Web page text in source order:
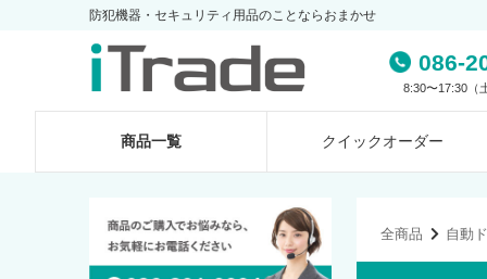
防犯機器・セキュリティ用品のことならおまかせ
086-
8:30〜17:30（
商品一覧 クイックオーダー
全商品 自動